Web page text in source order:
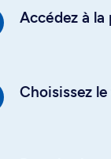
Accédez à la
Choisissez